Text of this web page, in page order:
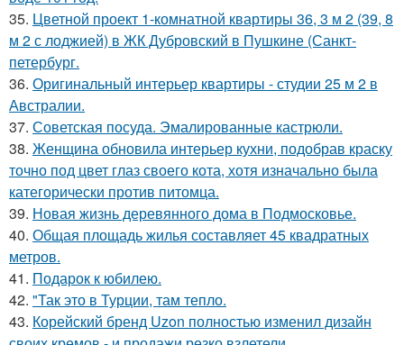
35. Цветной проект 1-комнатной квартиры 36, 3 м 2 (39, 8
м 2 с лоджией) в ЖК Дубровский в Пушкине (Санкт-
петербург.
36. Оригинальный интерьер квартиры - студии 25 м 2 в
Австралии.
37. Советская посуда. Эмалированные кастрюли.
38. Женщина обновила интерьер кухни, подобрав краску
точно под цвет глаз своего кота, хотя изначально была
категорически против питомца.
39. Новая жизнь деревянного дома в Подмосковье.
40. Общая площадь жилья составляет 45 квадратных
метров.
41. Подарок к юбилею.
42. "Так это в Турции, там тепло.
43. Корейский бренд Uzon полностью изменил дизайн